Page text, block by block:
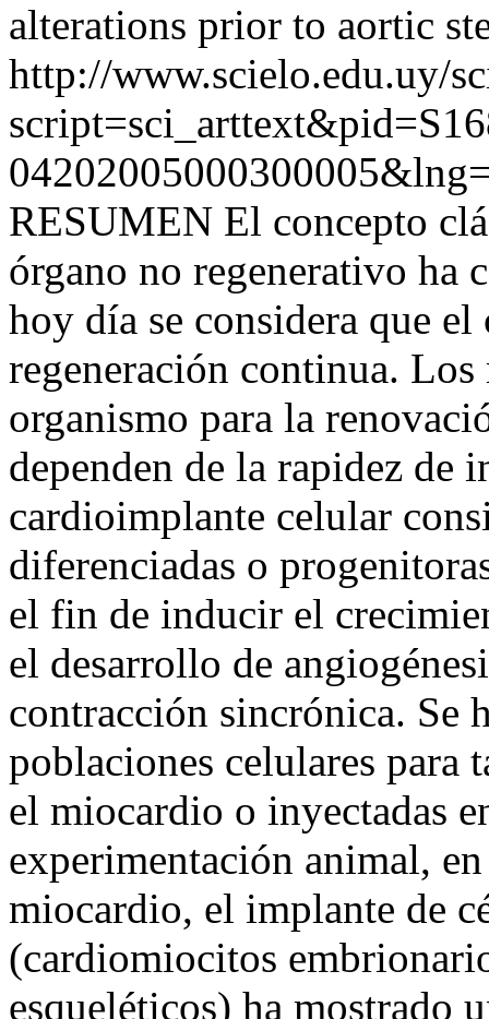
alterations prior to aortic
http://www.scielo.edu.uy/
RESUMEN El concepto
órgano no regenerativo ha
hoy día se considera que
regeneración continua. Los
organismo para la
dependen de la rapidez de
cardioimplante celular
diferenciadas o
el fin de inducir el
el desarrollo de
contracción sincrónica. Se
poblaciones celulares para
el miocardio o inyectadas
experimentación animal,
miocardio, el implante de
(cardiomiocitos
esqueléticos) ha mostrado